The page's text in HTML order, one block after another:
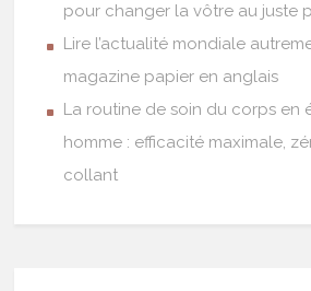
pour changer la vôtre au juste
Lire l’actualité mondiale
magazine papier en anglais
La routine de soin du corps en
homme : efficacité maximale,
collant